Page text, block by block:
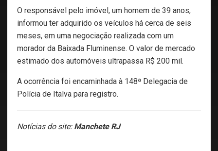
O responsável pelo imóvel, um homem de 39 anos,
informou ter adquirido os veículos há cerca de seis
meses, em uma negociação realizada com um
morador da Baixada Fluminense. O valor de mercado
estimado dos automóveis ultrapassa R$ 200 mil.
A ocorrência foi encaminhada à 148ª Delegacia de
Polícia de Italva para registro.
Notícias do site: Manchete RJ